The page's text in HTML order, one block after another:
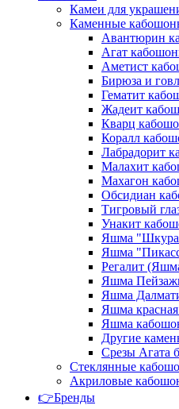
Камеи для
Каменные
Авантюрин
Агат
Аметист
Бирюза и
Гематит
Жадеит
Кварц
Коралл
Лабрадорит
Малахит
Махагон
Обсидиан
Тигровый
Унакит
Яшма "Шкура
Яшма
Регалит
Яшма
Яшма
Яшма
Яшма
Другие
Срезы Агата
Стеклянные
Акриловые
👉Бренды